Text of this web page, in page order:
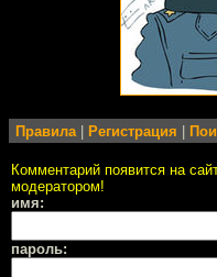
Правила Регистрация
Комментарий появится на
модератором!
имя:
пароль: